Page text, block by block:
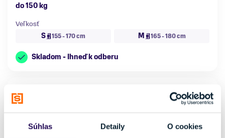
Súhlas Detaily O cookies
do 150 kg
Veľkosť
S
155 - 170 cm M 165 - 180 cm
Skladom - Ihneď k odberu